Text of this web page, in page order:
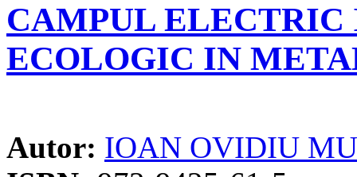
CAMPUL ELECTRIC
ECOLOGIC IN
Autor: IOAN OVIDIU